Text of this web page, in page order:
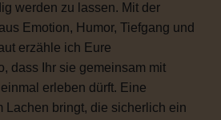
werden zu lassen. Mit der
Emotion, Humor, Tiefgang und
erzähle ich Eure
dass Ihr sie gemeinsam mit
erleben dürft. Eine
Lachen bringt, die sicherlich ein